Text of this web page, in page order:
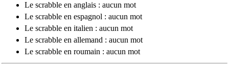
Le scrabble en anglais : aucun mot
Le scrabble en espagnol : aucun mot
Le scrabble en italien : aucun mot
Le scrabble en allemand : aucun mot
Le scrabble en roumain : aucun mot